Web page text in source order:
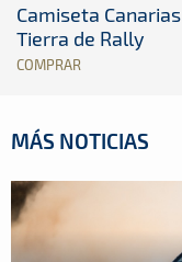
Camiseta Canarias
Tierra de Rally
COMPRAR
MÁS NOTICIAS